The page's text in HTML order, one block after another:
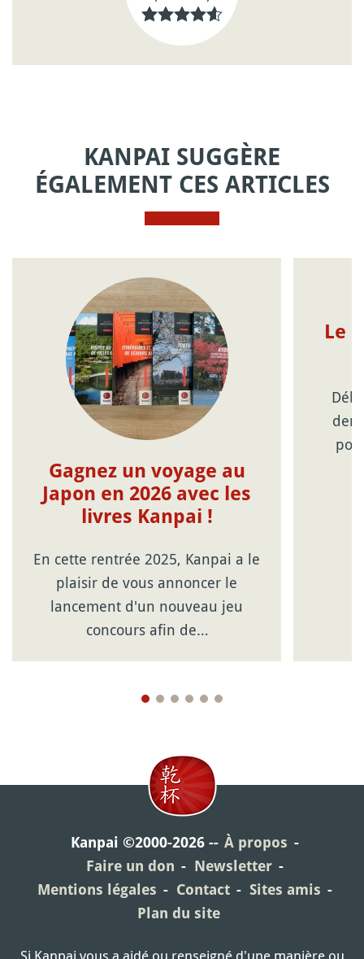
KANPAI SUGGÈRE
ÉGALEMENT CES ARTICLES
Gagnez un voyage au
Japon en 2026 avec les
livres Kanpai !
En cette rentrée 2025, Kanpai a le
plaisir de vous annoncer le
lancement d'un nouveau jeu
concours afin de…
Le
Kanpai ©2000-2026
À propos
Faire un don
Newsletter
Mentions légales
Contact
Sites amis
Plan du site